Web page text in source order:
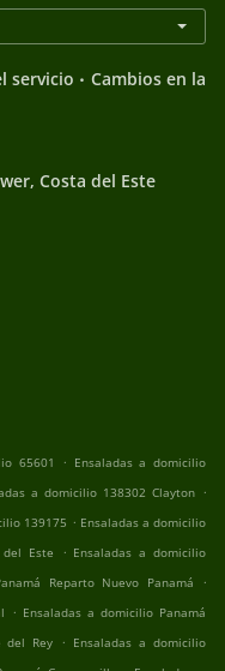
servicio . Cambios en la
Costa del Este
65601 . Ensaladas a domicilio
a domicilio 138302 Clayton .
139175 . Ensaladas a domicilio
Este . Ensaladas a domicilio
Reparto Nuevo Panamá
.
. Ensaladas a domicilio Panamá
del Rey . Ensaladas a domicilio